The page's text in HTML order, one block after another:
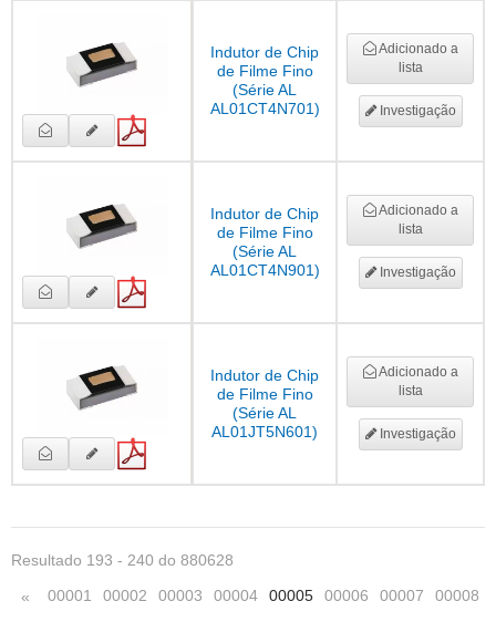
Indutor de Chip
de Filme Fino
(Série AL
AL01CT4N701)
Adicionado a
lista
Investigação
Indutor de Chip
de Filme Fino
(Série AL
AL01CT4N901)
Adicionado a
lista
Investigação
Indutor de Chip
de Filme Fino
(Série AL
AL01JT5N601)
Adicionado a
lista
Investigação
Resultado 193 - 240 do 880628
« 00001 00002 00003 00004 00005 00006 00007 00008